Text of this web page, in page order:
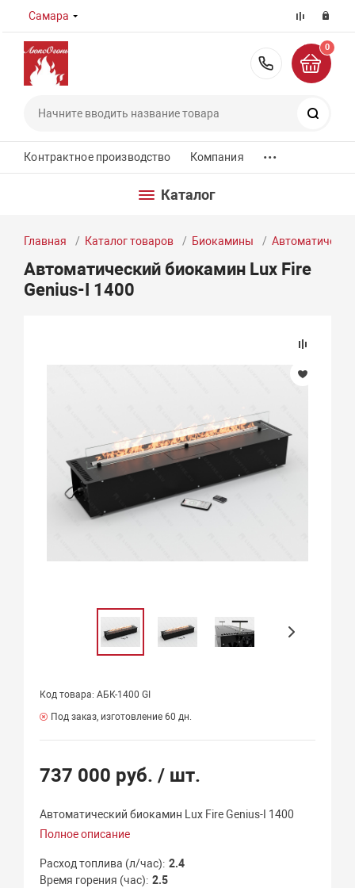
Самара
8 (800)
0
Контрактное производство Компания ...
Каталог
Главная Каталог товаров Биокамины
Автоматический биокамин Lux Fire
Genius-I 1400
Код товара: АБК-1400 GI
Под заказ, изготовление 60 дн.
737 000 руб./ шт.
Автоматический биокамин Lux Fire Genius-I 1400
Полное описание
Расход топлива (л/час) 2.4
Время горения (час) 2.5